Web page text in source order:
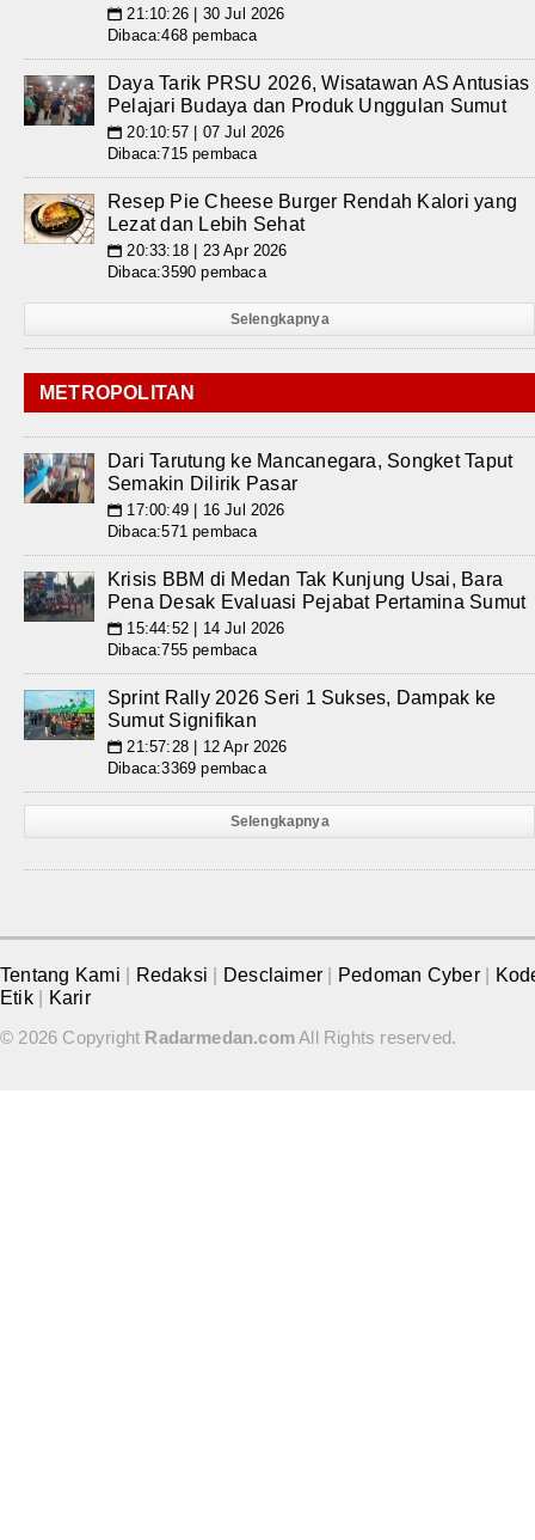
📅 21:10:26 | 30 Jul 2026
Dibaca:468 pembaca
Daya Tarik PRSU 2026, Wisatawan AS Antusias
Pelajari Budaya dan Produk Unggulan Sumut
📅 20:10:57 | 07 Jul 2026
Dibaca:715 pembaca
Resep Pie Cheese Burger Rendah Kalori yang
Lezat dan Lebih Sehat
📅 20:33:18 | 23 Apr 2026
Dibaca:3590 pembaca
Selengkapnya
METROPOLITAN
Dari Tarutung ke Mancanegara, Songket Taput
Semakin Dilirik Pasar
📅 17:00:49 | 16 Jul 2026
Dibaca:571 pembaca
Krisis BBM di Medan Tak Kunjung Usai, Bara
Pena Desak Evaluasi Pejabat Pertamina Sumut
📅 15:44:52 | 14 Jul 2026
Dibaca:755 pembaca
Sprint Rally 2026 Seri 1 Sukses, Dampak ke
Sumut Signifikan
📅 21:57:28 | 12 Apr 2026
Dibaca:3369 pembaca
Selengkapnya
Tentang Kami Redaksi Desclaimer Pedoman Cyber
Etik
Karir
© 2026 Copyright Radarmedan.comAll Rights reserved.